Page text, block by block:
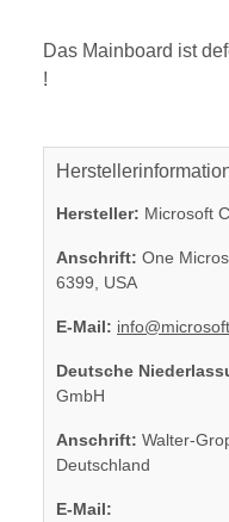
Das Mainboard ist
!
Hersteller: Microsoft
Anschrift: One
6399, USA
E-Mail:
Deutsche
GmbH
Anschrift: Walter-
Deutschland
E-Mail: